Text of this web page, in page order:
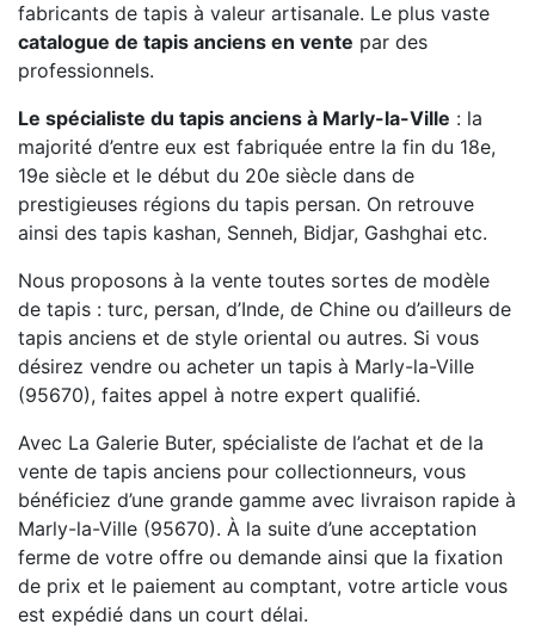
fabricants de tapis à valeur artisanale. Le plus vaste
catalogue de tapis anciens en vente par des
professionnels.
Le spécialiste du tapis anciens à Marly-la-Ville : la
majorité d’entre eux est fabriquée entre la fin du 18e,
19e siècle et le début du 20e siècle dans de
prestigieuses régions du tapis persan. On retrouve
ainsi des tapis kashan, Senneh, Bidjar, Gashghai etc.
Nous proposons à la vente toutes sortes de modèle
de tapis : turc, persan, d’Inde, de Chine ou d’ailleurs de
tapis anciens et de style oriental ou autres. Si vous
désirez vendre ou acheter un tapis à Marly-la-Ville
(95670), faites appel à notre expert qualifié.
Avec La Galerie Buter, spécialiste de l’achat et de la
vente de tapis anciens pour collectionneurs, vous
bénéficiez d’une grande gamme avec livraison rapide à
Marly-la-Ville (95670). À la suite d’une acceptation
ferme de votre offre ou demande ainsi que la fixation
de prix et le paiement au comptant, votre article vous
est expédié dans un court délai.